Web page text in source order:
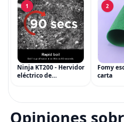
1
Ninja KT200 - Hervidor
eléctrico de
ajuste de temperatura
2
Fomy
carta
Opiniones